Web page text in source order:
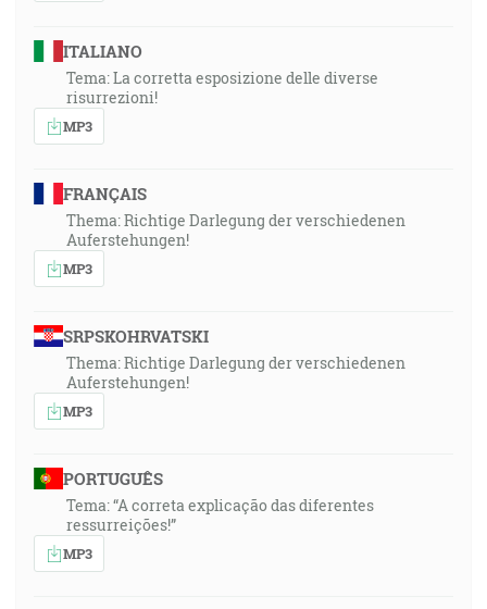
ITALIANO
Tema: La corretta esposizione delle diverse
risurrezioni!
MP3
FRANÇAIS
Thema: Richtige Darlegung der verschiedenen
Auferstehungen!
MP3
SRPSKOHRVATSKI
Thema: Richtige Darlegung der verschiedenen
Auferstehungen!
MP3
PORTUGUÊS
Tema: “A correta explicação das diferentes
ressurreições!”
MP3